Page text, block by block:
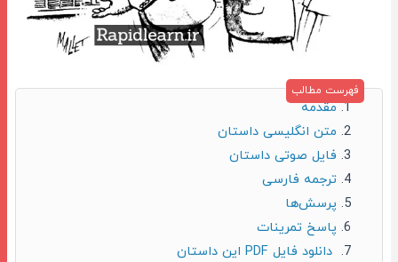
مقدمه
متن انگلیسی داستان
فایل صوتی داستان
ترجمه فارسی
پرسش‌ها
پاسخ تمرینات
دانلود فایل PDF این داستان